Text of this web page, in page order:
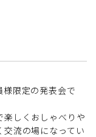
限定の発表会で
しくおしゃべりや
流の場になってい